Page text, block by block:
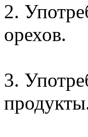
2.
орехов.
3.